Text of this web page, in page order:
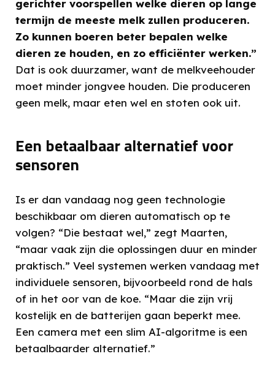
gerichter voorspellen welke dieren op lange
termijn de meeste melk zullen produceren.
Zo kunnen boeren beter bepalen welke
dieren ze houden, en zo efficiënter werken.”
Dat is ook duurzamer, want de melkveehouder
moet minder jongvee houden. Die produceren
geen melk, maar eten wel en stoten ook uit.
Een betaalbaar alternatief voor
sensoren
Is er dan vandaag nog geen technologie
beschikbaar om dieren automatisch op te
volgen? “Die bestaat wel,” zegt Maarten,
“maar vaak zijn die oplossingen duur en minder
praktisch.” Veel systemen werken vandaag met
individuele sensoren, bijvoorbeeld rond de hals
of in het oor van de koe. “Maar die zijn vrij
kostelijk en de batterijen gaan beperkt mee.
Een camera met een slim AI-algoritme is een
betaalbaarder alternatief.”